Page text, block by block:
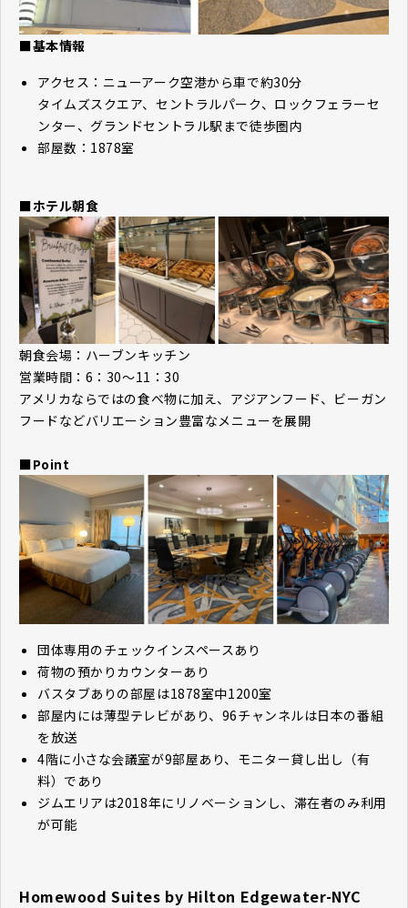
■基本情報
アクセス：ニューアーク空港から車で約30分
タイムズスクエア、セントラルパーク、ロックフェラーセ
ンター、グランドセントラル駅まで徒歩圏内
部屋数：1878室
■ホテル朝食
朝食会場：ハーブンキッチン
営業時間：6：30～11：30
アメリカならではの食べ物に加え、アジアンフード、ビーガン
フードなどバリエーション豊富なメニューを展開
■Point
団体専用のチェックインスペースあり
荷物の預かりカウンターあり
バスタブありの部屋は1878室中1200室
部屋内には薄型テレビがあり、96チャンネルは日本の番組
を放送
4階に小さな会議室が9部屋あり、モニター貸し出し（有
料）であり
ジムエリアは2018年にリノベーションし、滞在者のみ利用
が可能
Homewood Suites by Hilton Edgewater-NYC